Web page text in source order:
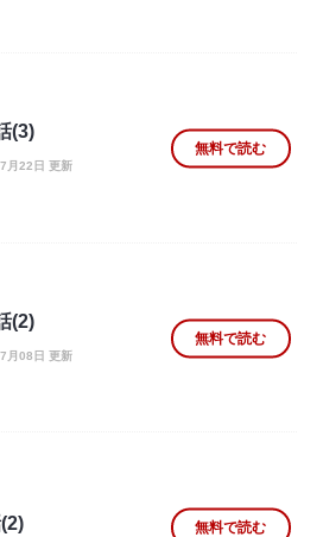
(3)
月22日 更新
無料で読む
(2)
月08日 更新
無料で読む
無料で読む